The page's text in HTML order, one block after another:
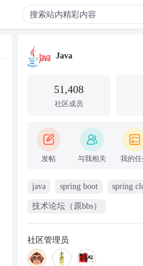
Java
51,408
社区成员
发帖 与我相关 我的任
java spring boot spring
技术论坛（原bbs）
社区管理员